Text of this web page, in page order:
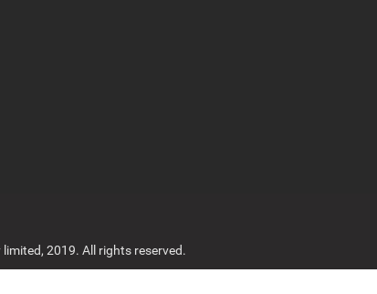
2019. All rights reserved.